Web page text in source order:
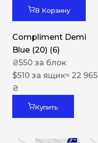
В Корзину
Compliment Demi
Blue (20) (6)
₴550 за блок
$510 за ящик≈ 22 965
₴
Купить